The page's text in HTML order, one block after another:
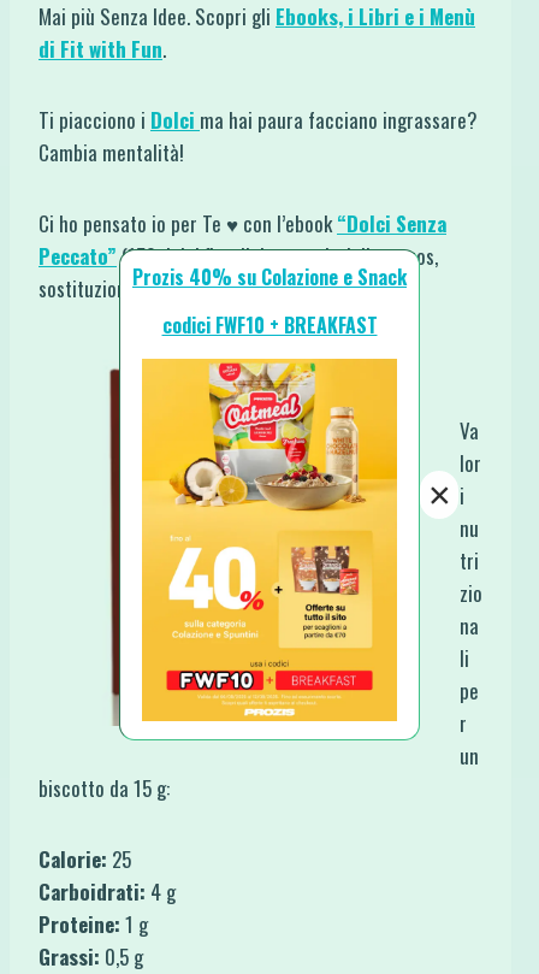
Mai più Senza Idee. Scopri gli Ebooks, i Libri e i Menù
di Fit with Fun.
Ti piacciono i Dolci ma hai paura facciano ingrassare?
Cambia mentalità!
Ci ho pensato io per Te ♥ con l’ebook“Dolci Senza
Peccato”(150 dolci fit e light completi di macros,
sostituzioni e suggerimenti).
Va
lor
i
nu
tri
zio
na
li
pe
r
un
biscotto da 15 g:
Calorie: 25
Carboidrati: 4 g
Proteine: 1 g
Grassi: 0,5 g
Prozis 40% su Colazione e Snack
codici FWF10 + BREAKFAST
×